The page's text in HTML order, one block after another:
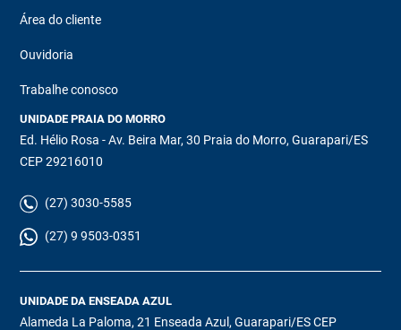
Área do cliente
Ouvidoria
Trabalhe conosco
UNIDADE PRAIA DO MORRO
Ed. Hélio Rosa - Av. Beira Mar, 30 Praia do Morro, Guarapari/ES
CEP 29216010
(27) 3030-5585
(27) 9 9503-0351
UNIDADE DA ENSEADA AZUL
Alameda La Paloma, 21 Enseada Azul, Guarapari/ES CEP